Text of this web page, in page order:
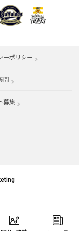
ーポリシー
問
募集 （別ウィンドウで開く